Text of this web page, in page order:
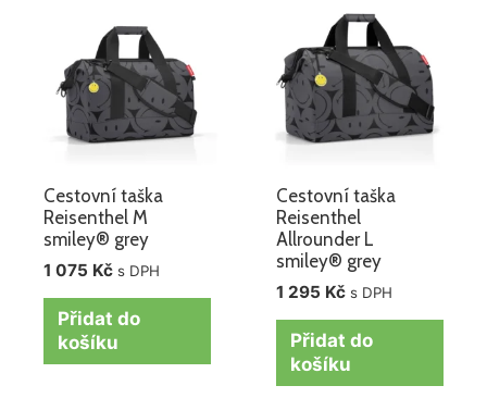
Cestovní taška
Reisenthel M
smiley® grey
1 075 Kč s DPH
Přidat do
košíku
Cestovní taška
Reisenthel
Allrounder L
smiley® grey
1 295 Kč s DPH
Přidat do
košíku